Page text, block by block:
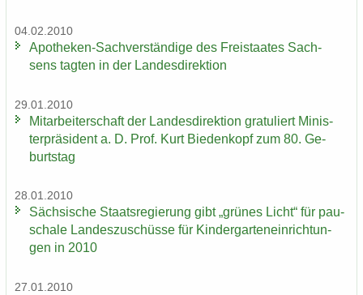
04.02.2010
Apotheken-​Sachverständige des Frei­staa­tes Sach­
sens tag­ten in der Lan­des­di­rek­ti­on
29.01.2010
Mit­ar­bei­ter­schaft der Lan­des­di­rek­ti­on gra­tu­liert Mi­nis­
ter­prä­si­dent a. D. Prof. Kurt Bie­den­kopf zum 80. Ge­
burts­tag
28.01.2010
Säch­si­sche Staats­re­gie­rung gibt „grü­nes Licht“ für pau­
scha­le Lan­des­zu­schüs­se für Kin­der­gar­ten­ein­rich­tun­
gen in 2010
27.01.2010